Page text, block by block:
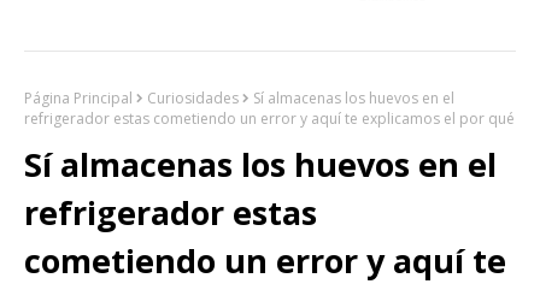
Página Principal Curiosidades
Sí almacenas los huevos en el
refrigerador estas cometiendo un error y aquí te explicamos el por qué
Sí almacenas los huevos en el
refrigerador estas
cometiendo un error y aquí te